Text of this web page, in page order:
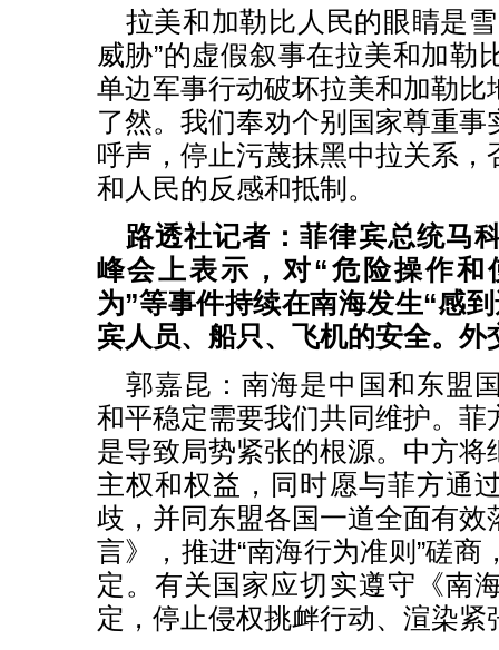
拉美和加勒比人民的眼睛是
威胁”的虚假叙事在拉美和加勒
单边军事行动破坏拉美和加勒比
了然。我们奉劝个别国家尊重
呼声，停止污蔑抹黑中拉关系
和人民的反感和抵制。
路透社记者：菲律宾总统马
峰会上表示，对“危险操作和
为”等事件持续在南海发生“感
宾人员、船只、飞机的安全。外
郭嘉昆：南海是中国和东盟
和平稳定需要我们共同维护。菲
是导致局势紧张的根源。中方将
主权和权益，同时愿与菲方通
歧，并同东盟各国一道全面有效
言》，推进“南海行为准则”磋
定。有关国家应切实遵守《南
定，停止侵权挑衅行动、渲染紧